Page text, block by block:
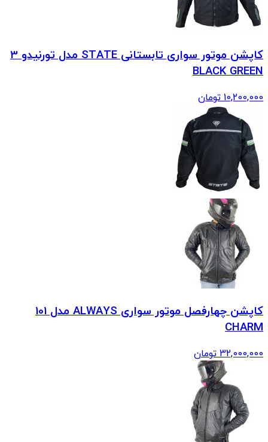
کاپشن موتور سواری تابستانی STATE مدل تورنیدو 3
BLACK GREEN
10,200,000 تومان
کاپشن چهارفصل موتور سواری ALWAYS مدل 101
CHARM
32,000,000 تومان